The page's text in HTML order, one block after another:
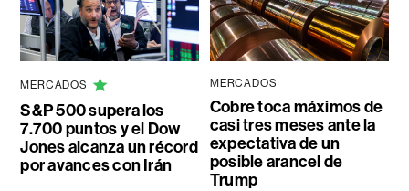
MERCADOS
S&P 500 supera los
7.700 puntos y el Dow
Jones alcanza un récord
por avances con Irán
MERCADOS
Cobre toca máximos de
casi tres meses ante la
expectativa de un
posible arancel de
Trump